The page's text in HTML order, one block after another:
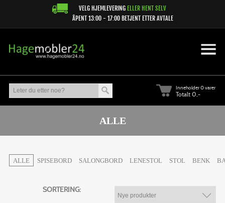
VELG HJEMLEVERING ELLER HENT SELV
ÅPENT 13:00 - 17:00 BETJENT ETTER AVTALE
Inneholder0 varer
Totalt 0,-
ALLE
ALLE SPISEBORD SALONGBORD LENESTOL STOL BENK
SORTERING: